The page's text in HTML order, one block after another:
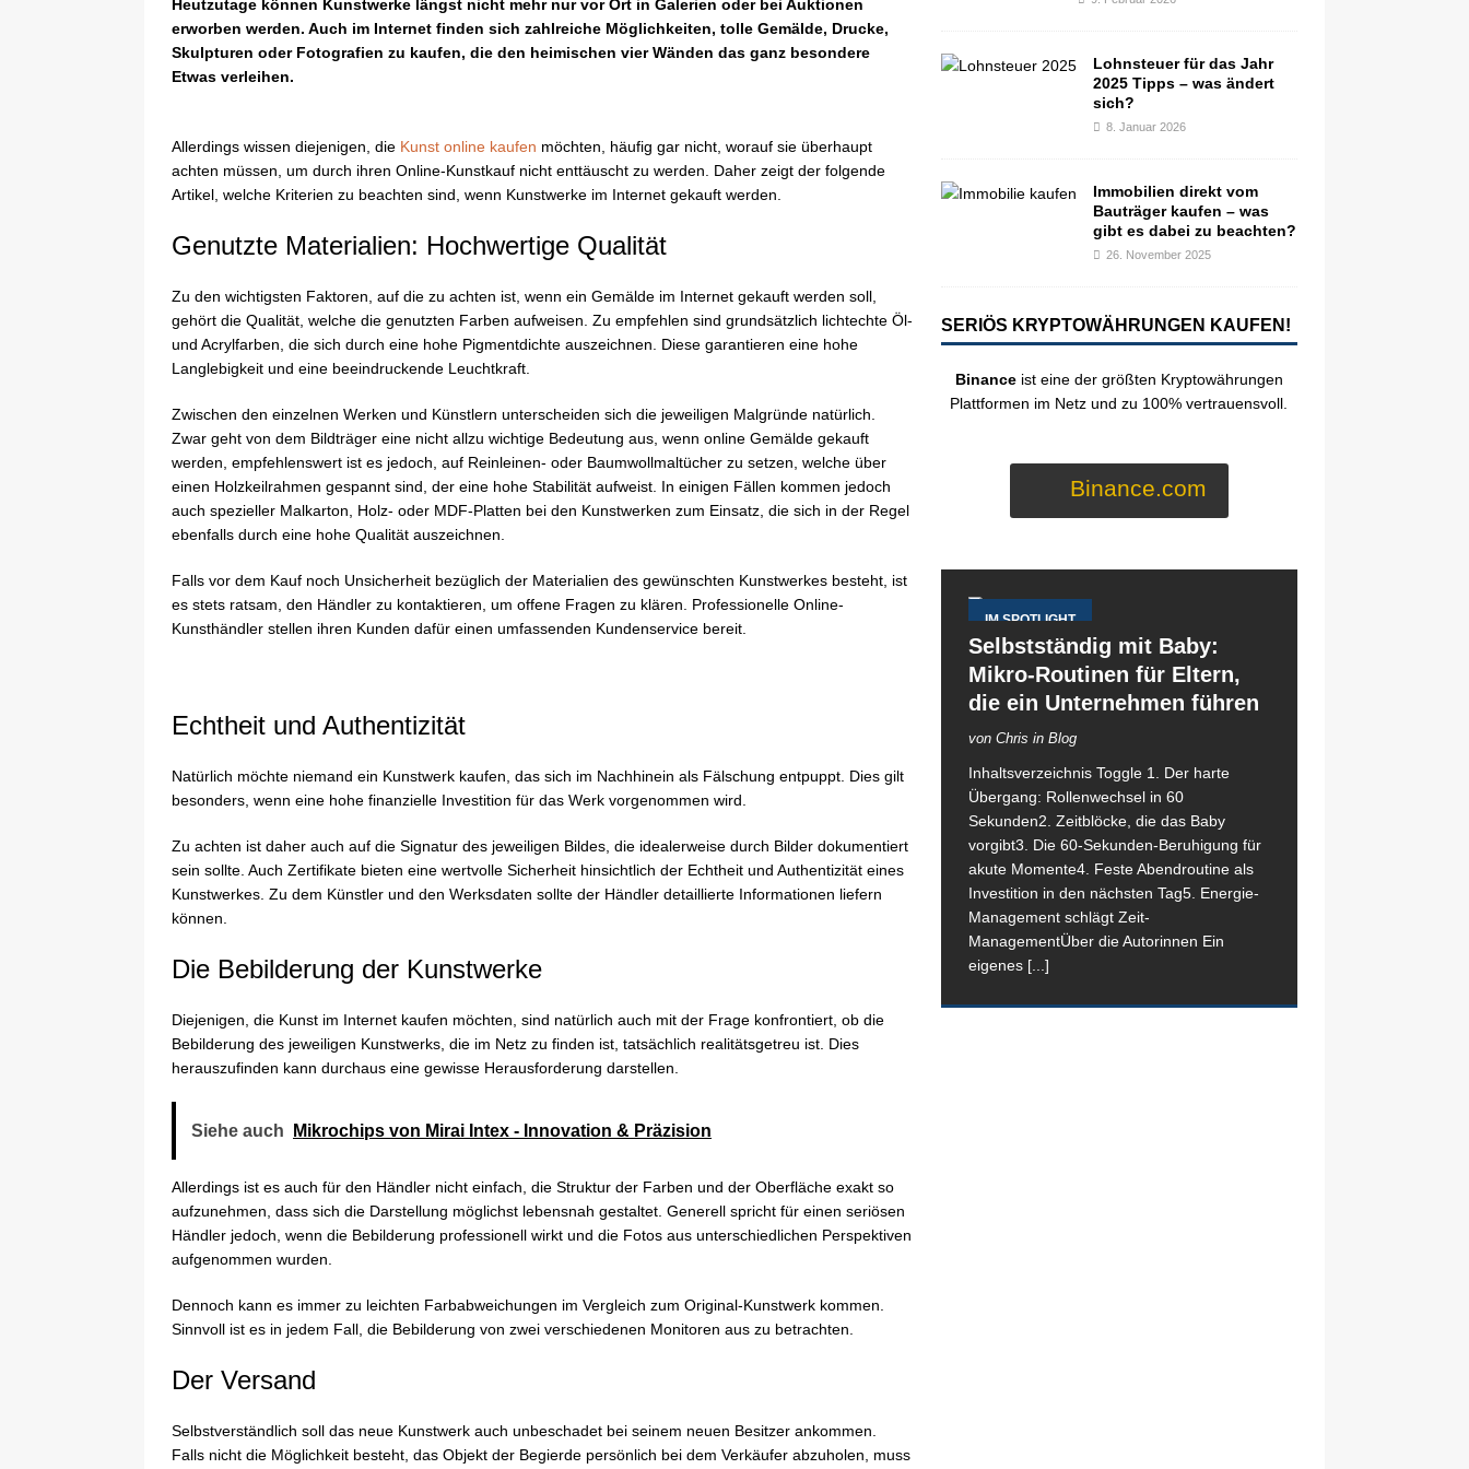
Heutzutage können Kunstwerke längst nicht mehr nur vor Ort in Galerien oder bei Auktionen
erworben werden. Auch im Internet finden sich zahlreiche Möglichkeiten, tolle Gemälde, Drucke,
Skulpturen oder Fotografien zu kaufen, die den heimischen vier Wänden das ganz besondere
Etwas verleihen.
Allerdings wissen diejenigen, die Kunst online kaufen möchten, häufig gar nicht, worauf sie überhaupt
achten müssen, um durch ihren Online-Kunstkauf nicht enttäuscht zu werden. Daher zeigt der folgende
Artikel, welche Kriterien zu beachten sind, wenn Kunstwerke im Internet gekauft werden.
Genutzte Materialien: Hochwertige Qualität
Zu den wichtigsten Faktoren, auf die zu achten ist, wenn ein Gemälde im Internet gekauft werden soll,
gehört die Qualität, welche die genutzten Farben aufweisen. Zu empfehlen sind grundsätzlich lichtechte Öl-
und Acrylfarben, die sich durch eine hohe Pigmentdichte auszeichnen. Diese garantieren eine hohe
Langlebigkeit und eine beeindruckende Leuchtkraft.
Zwischen den einzelnen Werken und Künstlern unterscheiden sich die jeweiligen Malgründe natürlich.
Zwar geht von dem Bildträger eine nicht allzu wichtige Bedeutung aus, wenn online Gemälde gekauft
werden, empfehlenswert ist es jedoch, auf Reinleinen- oder Baumwollmaltücher zu setzen, welche über
einen Holzkeilrahmen gespannt sind, der eine hohe Stabilität aufweist. In einigen Fällen kommen jedoch
auch spezieller Malkarton, Holz- oder MDF-Platten bei den Kunstwerken zum Einsatz, die sich in der Regel
ebenfalls durch eine hohe Qualität auszeichnen.
Falls vor dem Kauf noch Unsicherheit bezüglich der Materialien des gewünschten Kunstwerkes besteht, ist
es stets ratsam, den Händler zu kontaktieren, um offene Fragen zu klären. Professionelle Online-
Kunsthändler stellen ihren Kunden dafür einen umfassenden Kundenservice bereit.
Echtheit und Authentizität
Natürlich möchte niemand ein Kunstwerk kaufen, das sich im Nachhinein als Fälschung entpuppt. Dies gilt
besonders, wenn eine hohe finanzielle Investition für das Werk vorgenommen wird.
Zu achten ist daher auch auf die Signatur des jeweiligen Bildes, die idealerweise durch Bilder dokumentiert
sein sollte. Auch Zertifikate bieten eine wertvolle Sicherheit hinsichtlich der Echtheit und Authentizität eines
Kunstwerkes. Zu dem Künstler und den Werksdaten sollte der Händler detaillierte Informationen liefern
können.
Die Bebilderung der Kunstwerke
Diejenigen, die Kunst im Internet kaufen möchten, sind natürlich auch mit der Frage konfrontiert, ob die
Bebilderung des jeweiligen Kunstwerks, die im Netz zu finden ist, tatsächlich realitätsgetreu ist. Dies
herauszufinden kann durchaus eine gewisse Herausforderung darstellen.
Siehe auch Mikrochips von Mirai Intex - Innovation & Präzision
Allerdings ist es auch für den Händler nicht einfach, die Struktur der Farben und der Oberfläche exakt so
aufzunehmen, dass sich die Darstellung möglichst lebensnah gestaltet. Generell spricht für einen seriösen
Händler jedoch, wenn die Bebilderung professionell wirkt und die Fotos aus unterschiedlichen Perspektiven
aufgenommen wurden.
Dennoch kann es immer zu leichten Farbabweichungen im Vergleich zum Original-Kunstwerk kommen.
Sinnvoll ist es in jedem Fall, die Bebilderung von zwei verschiedenen Monitoren aus zu betrachten.
Der Versand
Selbstverständlich soll das neue Kunstwerk auch unbeschadet bei seinem neuen Besitzer ankommen.
Falls nicht die Möglichkeit besteht, das Objekt der Begierde persönlich bei dem Verkäufer abzuholen, muss
Lohnsteuer für das Jahr
2025 Tipps – was ändert
sich?
8. Januar 2026
Immobilien direkt vom
Bauträger kaufen – was
gibt es dabei zu beachten?
26. November 2025
SERIÖS KRYPTOWÄHRUNGEN KAUFEN!
Binanceist eine der größten Kryptowährungen
Plattformen im Netz und zu 100% vertrauensvoll.
Binance.com
IM SPOTLIGHT
Selbstständig mit Baby:
Mikro-Routinen für Eltern,
die ein Unternehmen führen
von Chris in Blog
Inhaltsverzeichnis Toggle 1. Der harte
Übergang: Rollenwechsel in 60
Sekunden2. Zeitblöcke, die das Baby
vorgibt3. Die 60-Sekunden-Beruhigung für
akute Momente4. Feste Abendroutine als
Investition in den nächsten Tag5. Energie-
Management schlägt Zeit-
ManagementÜber die Autorinnen Ein
eigenes [...]